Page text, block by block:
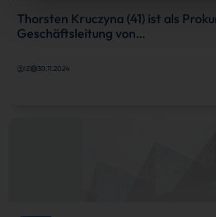
Thorsten Kruczyna (41) ist als
Geschäftsleitung von…
IZ 30.11.2024